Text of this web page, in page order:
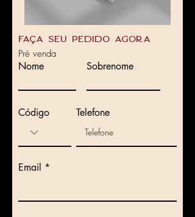
FaÇA seu pedido agora
Pré venda
Nome Sobrenome
Código Telefone
Email